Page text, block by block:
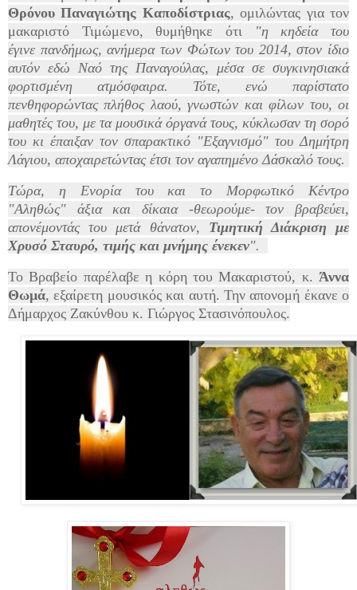
Θρόνου Παναγιώτης Καποδίστριας, ομιλώντας για τον
μακαριστό Τιμώμενο, θυμήθηκε ότι
"η κηδεία του
έγινε πανδήμως, ανήμερα των Φώτων του 2014, στον ίδιο
αυτόν εδώ Ναό της Παναγούλας, μέσα σε συγκινησιακά
φορτισμένη ατμόσφαιρα. Τότε, ενώ παρίστατο
πενθηφορώντας πλήθος λαού, γνωστών και φίλων του, οι
μαθητές του, με τα μουσικά όργανά τους, κύκλωσαν τη σορό
του κι έπαιξαν τον σπαρακτικό "Εξαγνισμό" του Δημήτρη
Λάγιου, αποχαιρετώντας έτσι τον αγαπημένο Δάσκαλό τους.
Τώρα, η Ενορία του και το Μορφωτικό Κέντρο
"Αληθώς" άξια και δίκαια -θεωρούμε- τον βραβεύει,
απονέμοντάς του μετά θάνατον, Τιμητική Διάκριση με
Χρυσό Σταυρό, τιμής και μνήμης ένεκεν".
Το Βραβείο παρέλαβε η κόρη του Μακαριστού, κ. Άννα
Θωμά, εξαίρετη μουσικός και αυτή. Την απονομή έκανε ο
Δήμαρχος Ζακύνθου κ. Γιώργος Στασινόπουλος.